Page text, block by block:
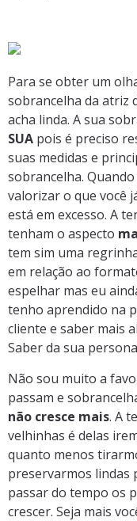
Para se obter um
sobrancelha da atriz
acha linda. A sua
SUA pois é preciso
suas medidas e
sobrancelha.
valorizar o que você
está em excesso. A
tenham o aspecto
tem sim uma
em relação ao
espelhar mas eu
tenho aprendido na
cliente e saber mais
Saber da sua
Não sou muito a
passam e
não cresce mais. A
velhinhas é delas
quanto menos
preservarmos lindas
passar do tempo os
crescer. Seja mais